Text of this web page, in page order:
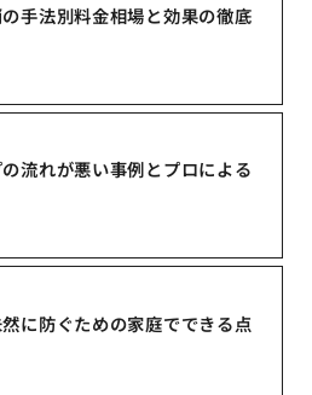
手法別料金相場と効果の徹底
流れが悪い事例とプロによる
に防ぐための家庭でできる点